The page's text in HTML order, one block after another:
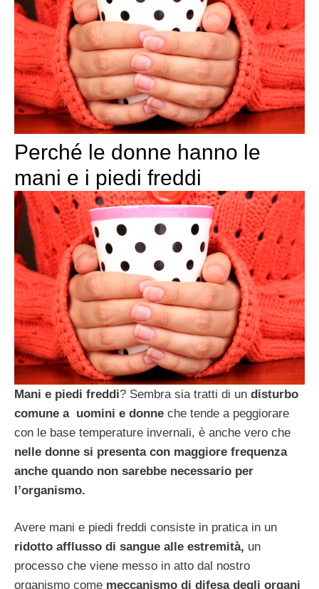
Perché le donne hanno le
mani e i piedi freddi
Mani e piedi freddi? Sembra sia tratti di un disturbo
comune a uomini e donne che tende a peggiorare
con le base temperature invernali, è anche vero che
nelle donne si presenta con maggiore frequenza
anche quando non sarebbe necessario per
l’organismo.
Avere mani e piedi freddi consiste in pratica in un
ridotto afflusso di sangue alle estremità, un
processo che viene messo in atto dal nostro
organismo come meccanismo di difesa degli organi